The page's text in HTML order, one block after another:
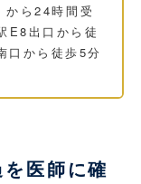
から24時間受
E8出口から徒
口から徒歩5分
医師に確